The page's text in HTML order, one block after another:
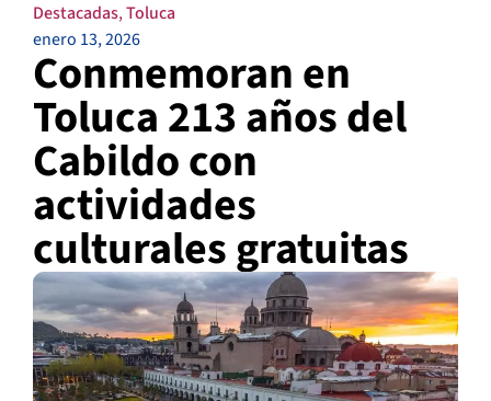
Destacadas,Toluca
enero 13, 2026
Conmemoran en
Toluca 213 años del
Cabildo con
actividades
culturales gratuitas